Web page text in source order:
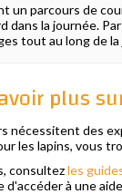
un parcours de
dans la journée.
tout au long de
plus
nécessitent des
les lapins, vous
consultezles
à une